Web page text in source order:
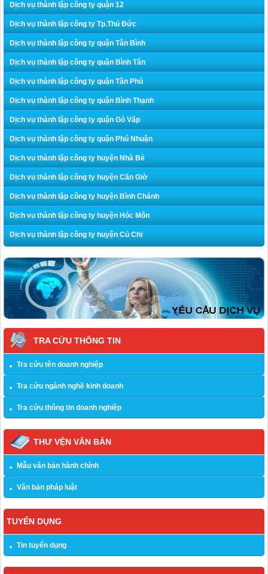
Dịch vụ thành lập công ty quận 12
Dịch vụ thành lập công ty Tp.Thủ Đức
Dịch vụ thành lập công ty quận Tân Bình
Dịch vụ thành lập công ty quận Bình Tân
Dịch vụ thành lập công ty quận Tân Phú
Dịch vụ thành lập công ty quận Bình Thạnh
Dịch vụ thành lập công ty quận Gò Vấp
Dịch vụ thành lập công ty quận Phú Nhuận
Dịch vụ thành lập công ty huyện Nhà Bè
Dịch vụ thành lập công ty huyện Cần Giờ
Dịch vụ thành lập công ty huyện Bình Chánh
Dịch vụ thành lập công ty huyện Hóc Môn
Dịch vụ thành lập công ty huyện Củ Chi
TRA CỨU THÔNG TIN
Tra cứu tên doanh nghiệp
Tra cứu ngành nghề kinh doanh
Tra cứu thông tin doanh nghiệp
THƯ VỆN VĂN BẢN
Mẫu văn bản hành chính
Văn bản pháp luật
TUYỂN DỤNG
Tin tuyển dụng